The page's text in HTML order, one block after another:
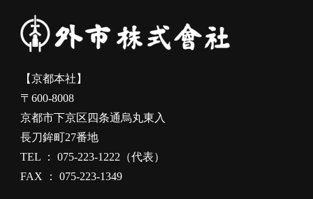
【京都本社】
〒600-8008
京都市下京区四条通烏丸東入
長刀鉾町27番地
TEL ： 075-223-1222（代表）
FAX ： 075-223-1349